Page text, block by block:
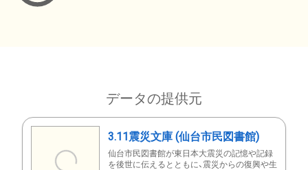
データの提供元
3.11震災文庫 (仙台市民図書館)
仙台市民図書館が東日本大震災の記憶や記録
を後世に伝えるとともに、震災からの復興や生